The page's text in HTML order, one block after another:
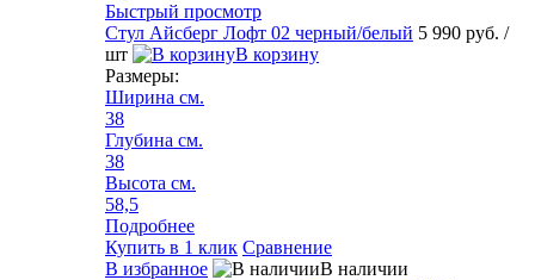
Быстрый просмотр
Стул Айсберг Лофт 02 черный/белый 5 990 руб. /
шт
В корзину
Размеры:
Ширина см.
38
Глубина см.
38
Высота см.
58,5
Подробнее
Купить в 1 клик Сравнение
В избранное
В наличии